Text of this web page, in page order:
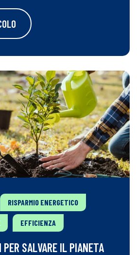
RISPARMIO ENERGETICO
EFFICIENZA
SALVARE IL PIANETA